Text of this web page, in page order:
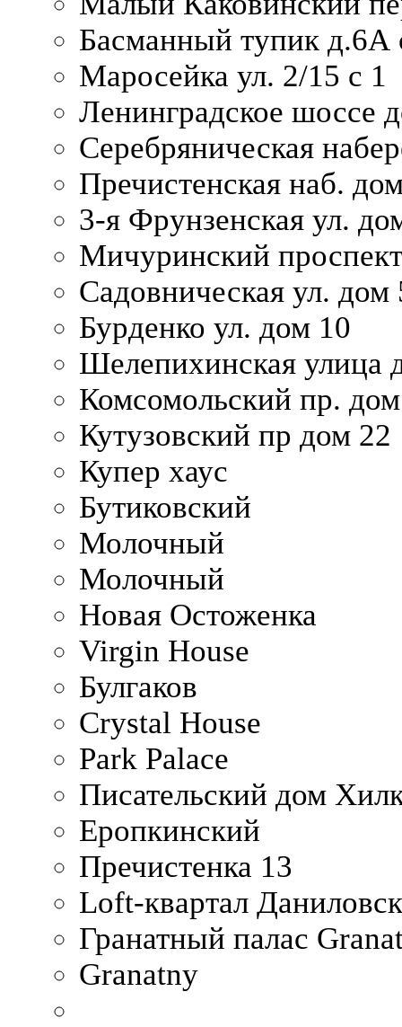
Басманный тупик д.6А
Маросейка ул. 2/15 с 1
Ленинградское шоссе
Серебряническая
Пречистенская наб.
3-я Фрунзенская ул.
Мичуринский
Садовническая ул. дом
Бурденко ул. дом 10
Шелепихинская улица
Комсомольский пр.
Кутузовский пр дом 22
Купер хаус
Бутиковский
Молочный
Молочный
Новая Остоженка
Virgin House
Булгаков
Crystal House
Park Palace
Писательский дом
Еропкинский
Пречистенка 13
Loft-квартал
Гранатный палас
Granatny